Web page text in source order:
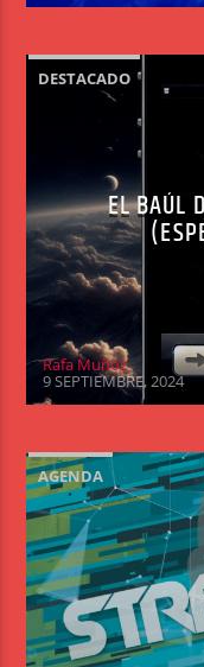
DESTACADO
EL BAÚL
Rafa Muñoz
9 SEPTIEMBRE, 2024
AGENDA